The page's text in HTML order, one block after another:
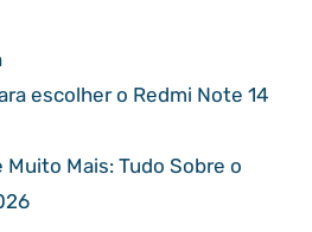
escolher o Redmi Note 14
Muito Mais: Tudo Sobre o